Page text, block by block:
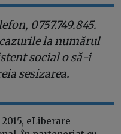
0757.749.845.
la numărul
social o să-i
sesizarea.
eLiberare